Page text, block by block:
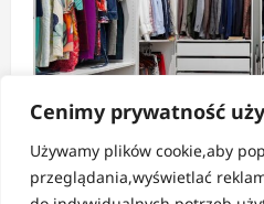
Cenimy prywatność
Używamy plików cookie,aby
przeglądania,wyświetlać
Strefa pomysłów